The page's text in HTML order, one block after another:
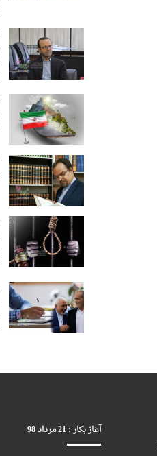
آغاز بکار : 21 مرداد 98